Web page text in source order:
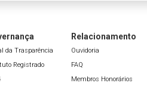
da Trasparência
Registrado
Relacionamento
Ouvidoria
FAQ
Membros Honorários